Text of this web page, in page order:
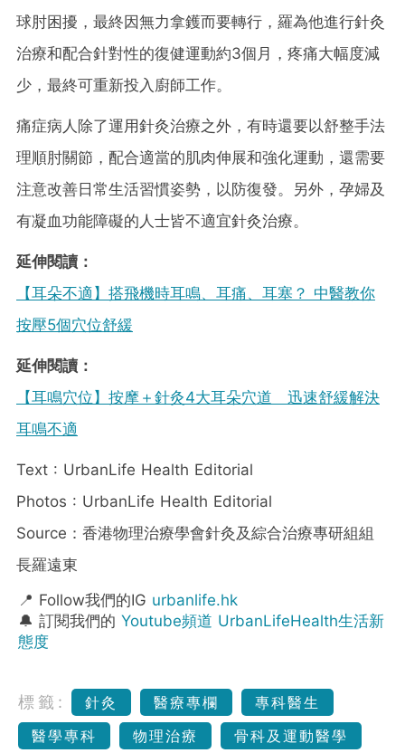
球肘困擾，最終因無力拿鑊而要轉行，羅為他進行針灸
治療和配合針對性的復健運動約3個月，疼痛大幅度減
少，最終可重新投入廚師工作。
痛症病人除了運用針灸治療之外，有時還要以舒整手法
理順肘關節，配合適當的肌肉伸展和強化運動，還需要
注意改善日常生活習慣姿勢，以防復發。另外，孕婦及
有凝血功能障礙的人士皆不適宜針灸治療。
延伸閱讀：
【耳朵不適】搭飛機時耳鳴、耳痛、耳塞？ 中醫教你
按壓5個穴位舒緩
延伸閱讀：
【耳鳴穴位】按摩＋針灸4大耳朵穴道 迅速舒緩解決
耳鳴不適
Text : UrbanLife Health Editorial
Photos : UrbanLife Health Editorial
Source：香港物理治療學會針灸及綜合治療專研組組
長羅遠東
📍 Follow我們的IG urbanlife.hk
🔔 訂閱我們的 Youtube頻道 UrbanLifeHealth生活新
態度
標籤: 針灸 醫療專欄
專科醫生
醫學專科
物理治療 骨科及運動醫學